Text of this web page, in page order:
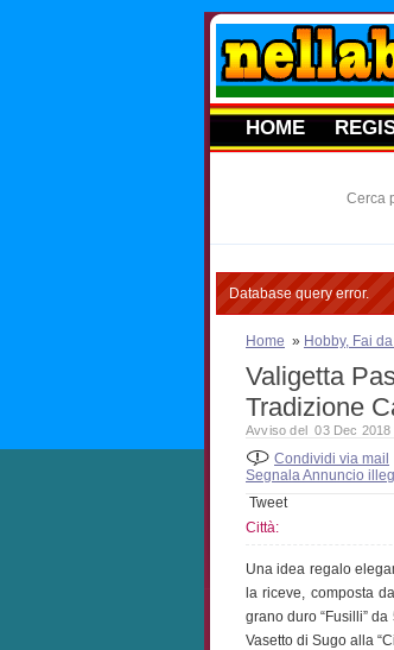
HOME
Cerca
Database query error.
Home » Hobby, Fai
Valigetta
Tradizione
Avviso del 03 Dec 2018
Condividi via mail
Segnala Annuncio
Tweet
Città:
Una idea regalo
la riceve, composta
grano duro “Fusilli”
Vasetto di Sugo alla